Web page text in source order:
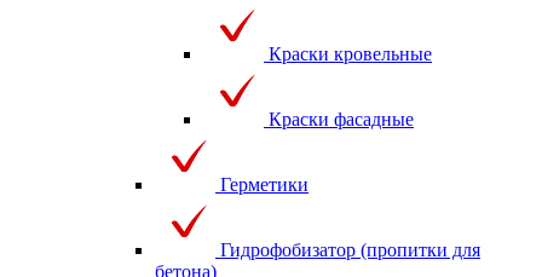
Краски кровельные
Краски фасадные
Герметики
Гидрофобизатор (пропитки для
бетона)